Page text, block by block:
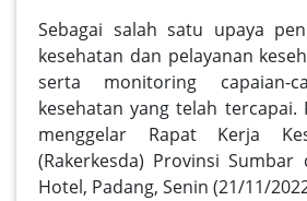
Sebagai salah satu upaya
kesehatan dan pelayanan
serta monitoring capaian-
kesehatan yang telah tercapai.
menggelar Rapat Kerja
(Rakerkesda) Provinsi
Hotel, Padang, Senin (21/11/